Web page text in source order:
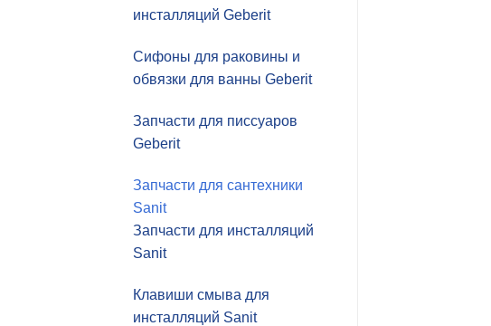
инсталляций Geberit
Сифоны для раковины и
обвязки для ванны Geberit
Запчасти для писсуаров
Geberit
Запчасти для сантехники
Sanit
Запчасти для инсталляций
Sanit
Клавиши смыва для
инсталляций Sanit